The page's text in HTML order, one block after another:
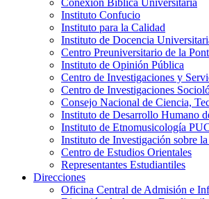
Conexión Bíblica Universitaria
Instituto Confucio
Instituto para la Calidad
Instituto de Docencia
Centro Preuniversitario de la
Instituto de Opinión Pública
Centro de Investigaciones y
Centro de Investigaciones
Consejo Nacional de Ciencia,
Instituto de Desarrollo Humano
Instituto de Etnomusicología
Instituto de Investigación sobre
Centro de Estudios Orientales
Representantes Estudiantiles
Direcciones
Oficina Central de Admisión e